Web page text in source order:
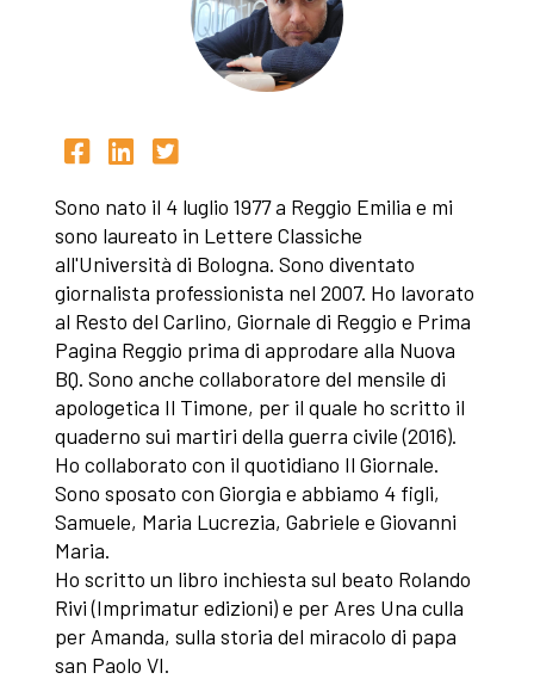
Sono nato il 4 luglio 1977 a Reggio Emilia e mi
sono laureato in Lettere Classiche
all'Università di Bologna. Sono diventato
giornalista professionista nel 2007. Ho lavorato
al Resto del Carlino, Giornale di Reggio e Prima
Pagina Reggio prima di approdare alla Nuova
BQ. Sono anche collaboratore del mensile di
apologetica Il Timone, per il quale ho scritto il
quaderno sui martiri della guerra civile (2016).
Ho collaborato con il quotidiano Il Giornale.
Sono sposato con Giorgia e abbiamo 4 figli,
Samuele, Maria Lucrezia, Gabriele e Giovanni
Maria.
Ho scritto un libro inchiesta sul beato Rolando
Rivi (Imprimatur edizioni) e per Ares Una culla
per Amanda, sulla storia del miracolo di papa
san Paolo VI.